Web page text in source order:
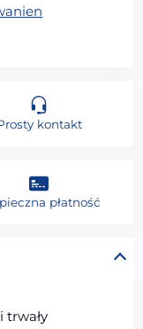
trwały
kontakt
płatność